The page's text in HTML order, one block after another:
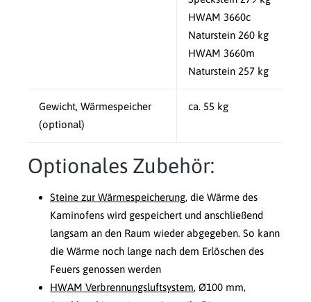
HWAM 3660c
Naturstein 260 kg
HWAM 3660m
Naturstein 257 kg
Gewicht, Wärmespeicher
(optional)
ca. 55 kg
Optionales Zubehör:
Steine zur Wärmespeicherung, die Wärme des
Kaminofens wird gespeichert und anschließend
langsam an den Raum wieder abgegeben. So kann
die Wärme noch lange nach dem Erlöschen des
Feuers genossen werden
HWAM Verbrennungsluftsystem, Ø100 mm,